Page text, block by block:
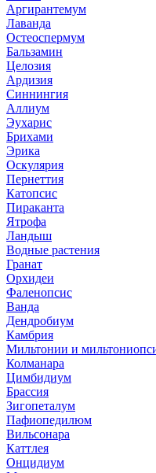
Аргирантемум
Лаванда
Остеоспермум
Бальзамин
Целозия
Ардизия
Синнингия
Аллиум
Эухарис
Брихами
Эрика
Оскулярия
Пернеттия
Катопсис
Пираканта
Ятрофа
Ландыш
Водные растения
Гранат
Орхидеи
Фаленопсис
Ванда
Дендробиум
Камбрия
Мильтонии и
Колманара
Цимбидиум
Брассия
Зигопеталум
Пафиопедилюм
Вильсонара
Каттлея
Онцидиум